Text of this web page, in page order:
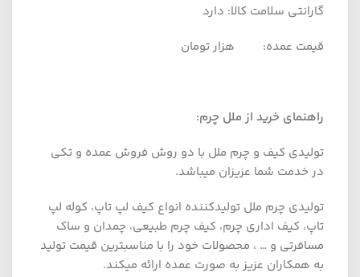
گارانتی سلامت کالا: دارد
قیمت عمده: هزار تومان
راهنمای خرید از ملل چرم:
تولیدی کیف و چرم ملل با دو روش فروش عمده و تکی
در خدمت شما عزیزان میباشد.
تولیدی چرم ملل تولیدکننده انواع کیف لپ تاپ، کوله لپ
تاپ، کیف اداری چرم، کیف چرم طبیعی، چمدان و ساک
مسافرتی و … ، محصولات خود را با مناسبترین قیمت تولید
به همکاران عزیز به صورت عمده ارائه میکند.